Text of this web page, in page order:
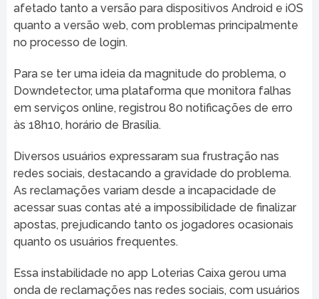
afetado tanto a versão para dispositivos Android e iOS
quanto a versão web, com problemas principalmente
no processo de login.
Para se ter uma ideia da magnitude do problema, o
Downdetector, uma plataforma que monitora falhas
em serviços online, registrou 80 notificações de erro
às 18h10, horário de Brasília.
Diversos usuários expressaram sua frustração nas
redes sociais, destacando a gravidade do problema.
As reclamações variam desde a incapacidade de
acessar suas contas até a impossibilidade de finalizar
apostas, prejudicando tanto os jogadores ocasionais
quanto os usuários frequentes.
Essa instabilidade no app Loterias Caixa gerou uma
onda de reclamações nas redes sociais, com usuários